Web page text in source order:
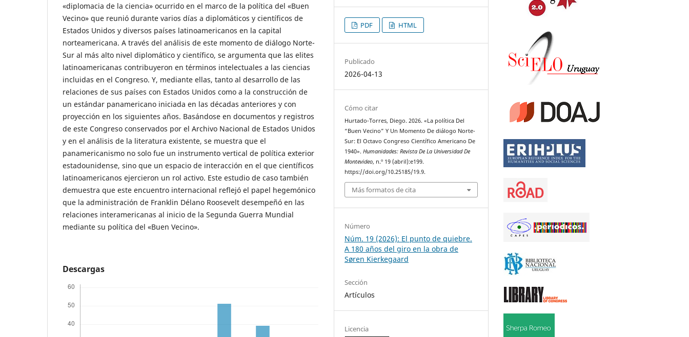
«diplomacia de la ciencia» ocurrido en el marco de la política del «Buen
Vecino» que reunió durante varios días a diplomáticos y científicos de
Estados Unidos y diversos países latinoamericanos en la capital
norteamericana. A través del análisis de este momento de diálogo Norte-
Sur al más alto nivel diplomático y científico, se argumenta que las elites
latinoamericanas contribuyeron en términos intelectuales a las ciencias
incluidas en el Congreso. Y, mediante ellas, tanto al desarrollo de las
relaciones de sus países con Estados Unidos como a la construcción de
un estándar panamericano iniciada en las décadas anteriores y con
proyección en los siguientes años. Basándose en documentos y registros
de este Congreso conservados por el Archivo Nacional de Estados Unidos
y en el análisis de la literatura existente, se muestra que el
panamericanismo no solo fue un instrumento vertical de política exterior
estadounidense, sino que un espacio de interacción en el que científicos
latinoamericanos ejercieron un rol activo. Este estudio de caso también
demuestra que este encuentro internacional reflejó el papel hegemónico
que la administración de Franklin Délano Roosevelt desempeñó en las
relaciones interamericanas al inicio de la Segunda Guerra Mundial
mediante su política del «Buen Vecino».
Descargas
PDF HTML
Publicado
2026-04-13
Cómo citar
Hurtado-Torres, Diego. 2026. «La política Del
“Buen Vecino” Y Un Momento De diálogo Norte-
Sur: El Octavo Congreso Científico Americano De
1940».Humanidades: Revista De La Universidad De
Montevideo, n.º 19 (abril):e199.
https://doi.org/10.25185/19.9.
Más formatos de cita
Número
Núm. 19 (2026): El punto de quiebre.
A 180 años del giro en la obra de
Søren Kierkegaard
Sección
Artículos
Licencia